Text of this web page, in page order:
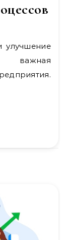
важная